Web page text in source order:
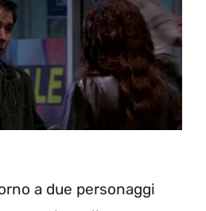
a due personaggi